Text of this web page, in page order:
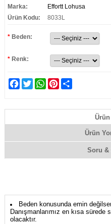
Marka:
Effortt Lohusa
Ürün Kodu:
8033L
* Beden:
* Renk:
Facebook
TwitterWhatsAppPinterest
Ürün
Soru &
Beden konusunda emin
Danışmanlarımız en kısa
olacaktır.